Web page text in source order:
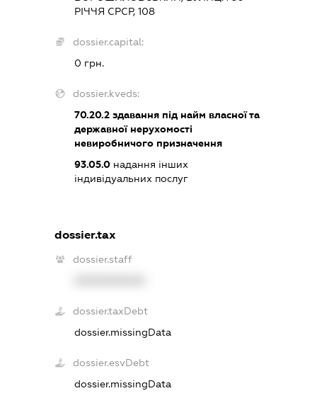
РІЧЧЯ СРСР, 108
dossier.capital:
0 грн.
dossier.kveds:
70.20.2 здавання під найм власної та
державної нерухомості
невиробничого призначення
93.05.0 надання інших
індивідуальних послуг
dossier.tax
dossier.staff
dossier.taxDebt
dossier.missingData
dossier.esvDebt
dossier.missingData